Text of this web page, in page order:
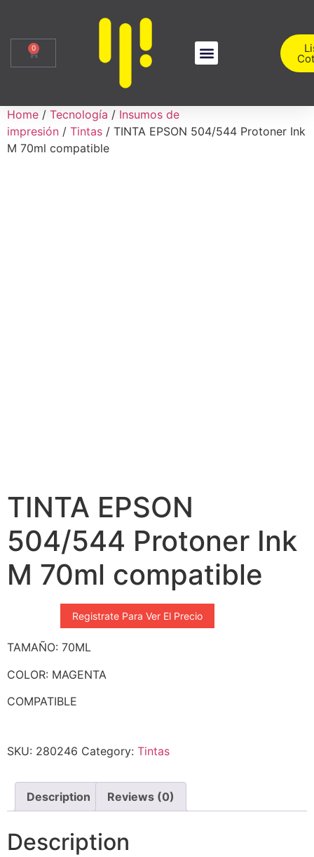
0
Home / Tecnología / Insumos de
impresión / Tintas / TINTA EPSON 504/544 Protoner Ink
M 70ml compatible
TINTA EPSON
504/544 Protoner Ink
M 70ml compatible
Registrate Para Ver El Precio
TAMAÑO: 70ML
COLOR: MAGENTA
COMPATIBLE
SKU: 280246 Category: Tintas
Description Reviews (0)
Description